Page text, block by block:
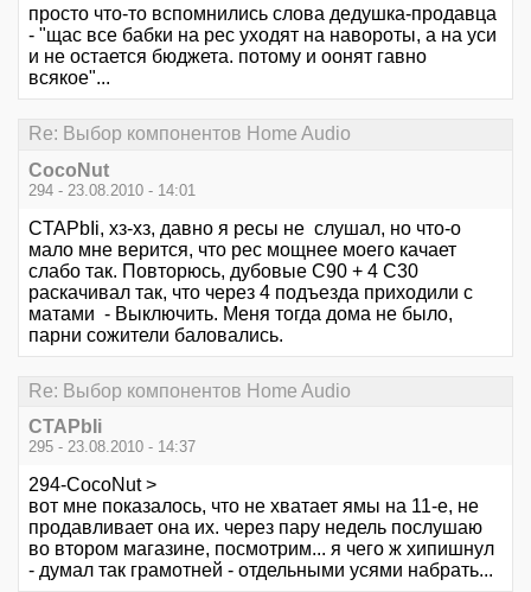
просто что-то вспомнились слова дедушка-продавца
- "щас все бабки на рес уходят на навороты, а на уси
и не остается бюджета. потому и оонят гавно
всякое"...
Re: Выбор компонентов Home Audio
CocoNut
294 - 23.08.2010 - 14:01
CTAPbIi, хз-хз, давно я ресы не слушал, но что-о
мало мне верится, что рес мощнее моего качает
слабо так. Повторюсь, дубовые С90 + 4 С30
раскачивал так, что через 4 подъезда приходили с
матами - Выключить. Меня тогда дома не было,
парни сожители баловались.
Re: Выбор компонентов Home Audio
CTAPbIi
295 - 23.08.2010 - 14:37
294-CocoNut >
вот мне показалось, что не хватает ямы на 11-е, не
продавливает она их. через пару недель послушаю
во втором магазине, посмотрим... я чего ж хипишнул
- думал так грамотней - отдельными усями набрать...